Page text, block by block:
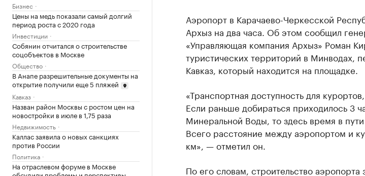
Бизнес
Цены на медь показали самый долгий
период роста с 2020 года
Инвестиции
Собянин отчитался о строительстве
соцобъектов в Москве
Общество
В Анапе разрешительные документы на
открытие получили еще 5 пляжей
Кавказ
Назван район Москвы с ростом цен на
новостройки в июле в 1,75 раза
Недвижимость
Каллас заявила о новых санкциях
против России
Политика
На отраслевом форуме в Москве
Аэропорт в Карачаево-Черкесской
Архыз на два часа. Об этом сообщил
«Управляющая компания Архыз» Роман
туристических территорий в Минводах,
Кавказ, который находится на площадке.
«Транспортная доступность для
Если раньше добираться приходилось 3
Минеральной Воды, то здесь время в
Всего расстояние между аэропортом и
км», — отметил он.
По его словам, строительство аэропорта